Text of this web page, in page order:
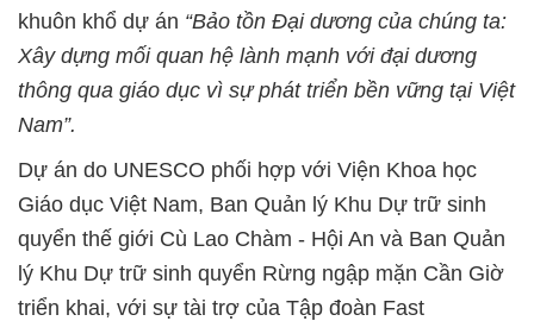
khuôn khổ dự án “Bảo tồn Đại dương của chúng ta:
Xây dựng mối quan hệ lành mạnh với đại dương
thông qua giáo dục vì sự phát triển bền vững tại Việt
Nam”.
Dự án do UNESCO phối hợp với Viện Khoa học
Giáo dục Việt Nam, Ban Quản lý Khu Dự trữ sinh
quyển thế giới Cù Lao Chàm - Hội An và Ban Quản
lý Khu Dự trữ sinh quyển Rừng ngập mặn Cần Giờ
triển khai, với sự tài trợ của Tập đoàn Fast